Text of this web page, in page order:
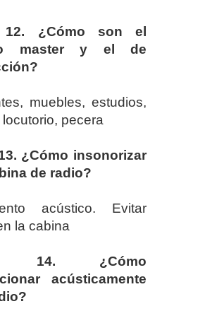
12. ¿Cómo son el
master y el de
muebles, estudios,
pecera
¿Cómo insonorizar
de radio?
acústico. Evitar
la cabina
14. ¿Cómo
acústicamente